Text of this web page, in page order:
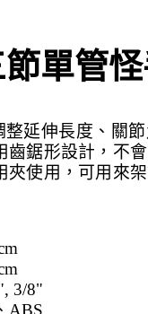
單管
整延伸長度、關
齒鋸形設計，不
夾使用，可用來
3/8"
ABS